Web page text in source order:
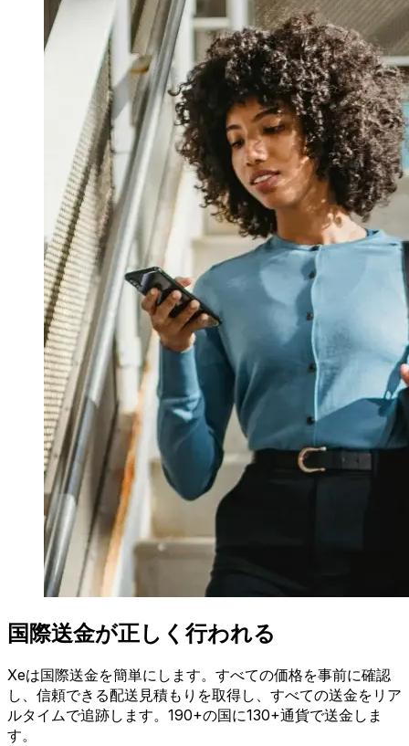
国際送金が正しく行われる
Xeは国際送金を簡単にします。すべての価格を事前に確認
し、信頼できる配送見積もりを取得し、すべての送金をリア
ルタイムで追跡します。190+の国に130+通貨で送金しま
す。